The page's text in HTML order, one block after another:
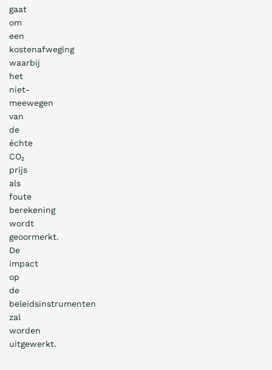
gaat
om
een
kostenafweging
waarbij
het
niet-
meewegen
van
de
échte
CO₂
prijs
als
foute
berekening
wordt
geoormerkt.
De
impact
op
de
beleidsinstrumenten
zal
worden
uitgewerkt.